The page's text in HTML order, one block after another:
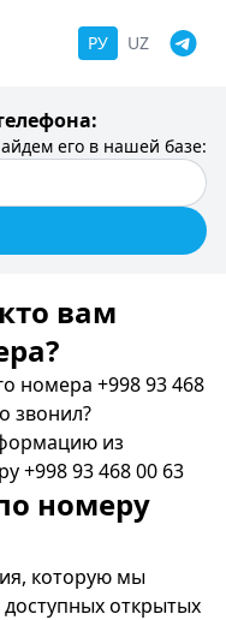
РУ UZ
его в нашей базе:
вам
номера +998 93 468
звонил?
из
+998 93 468 00 63
номеру
которую мы
открытых